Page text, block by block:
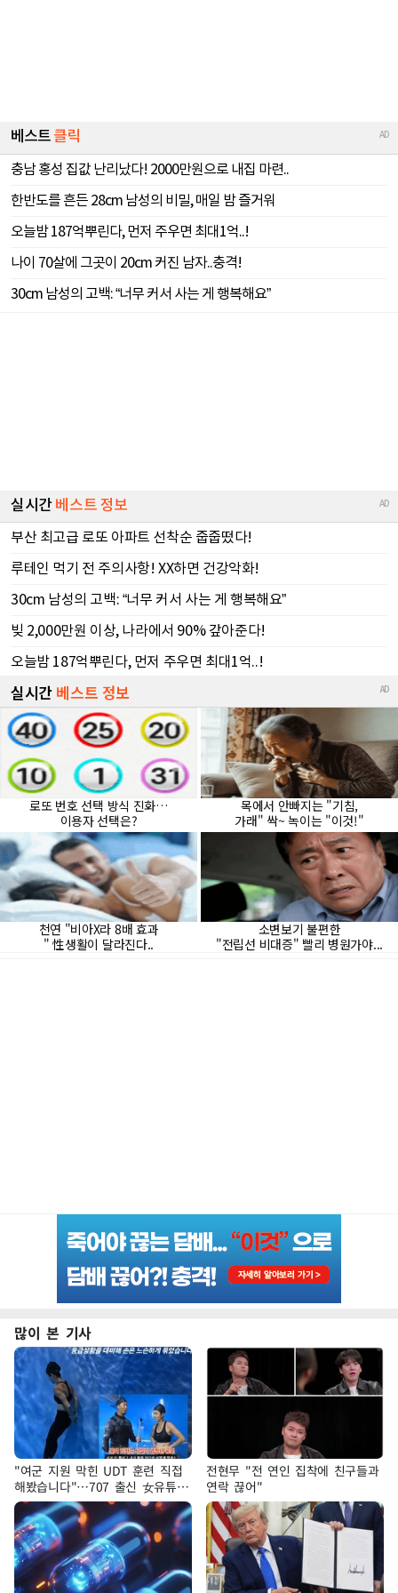
많이 본 기사
"여군 지원 막힌 UDT 훈련 직접
해봤습니다"…707 출신 女유튜버
'완벽 소화'
전현무 "전 연인 집착에 친구들과
연락 끊어"